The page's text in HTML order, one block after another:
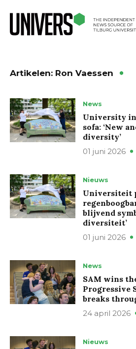
Artikelen: Ron Vaessen
News
University
sofa: ‘New
diversity’
01 juni 2026
Nieuws
Universiteit
blijvend
diversiteit’
01 juni 2026
News
SAM wins
Progressive
breaks
24 april 2026
Nieuws